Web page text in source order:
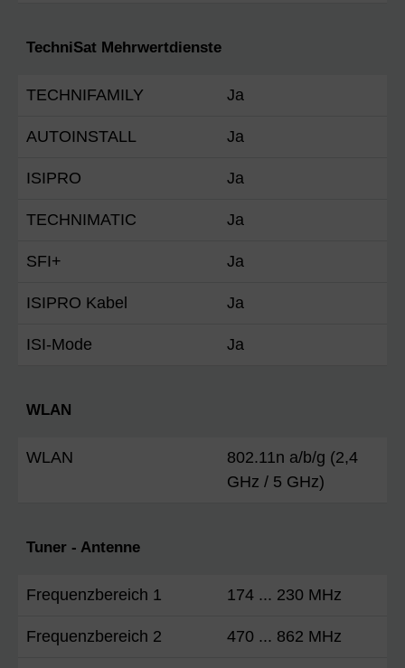
TechniSat Mehrwertdienste
TECHNIFAMILY Ja
AUTOINSTALL Ja
ISIPRO Ja
TECHNIMATIC Ja
SFI+ Ja
ISIPRO Kabel Ja
ISI-Mode Ja
WLAN
WLAN
802.11n a/b/g (2,4
GHz / 5 GHz)
Tuner - Antenne
Frequenzbereich 1 174 ... 230 MHz
Frequenzbereich 2 470 ... 862 MHz